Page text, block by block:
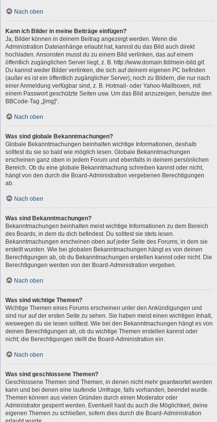
Nach oben
Kann ich Bilder in meine Beiträge einfügen?
Ja, Bilder können in deinem Beitrag angezeigt werden. Wenn die
Administration Dateianhänge erlaubt hat, kannst du das Bild auch direkt
hochladen. Ansonsten musst du zu einem Bild verlinken, das auf einem
öffentlich zugänglichen Server liegt, z. B. http://www.domain.tld/mein-bild.gif.
Du kannst weder Bilder verlinken, die sich auf deinem eigenen PC befinden
(außer es ist ein öffentlich zugänglicher Server), noch zu Bildern, die nur nach
einer Anmeldung verfügbar sind, z. B. Hotmail- oder Yahoo-Mailboxen, mit
einem Passwort geschützte Seiten usw. Um das Bild anzuzeigen, benutze den
BBCode-Tag „[img]“.
Nach oben
Was sind globale Bekanntmachungen?
Globale Bekanntmachungen beinhalten wichtige Informationen, deshalb
solltest du sie so bald wie möglich lesen. Globale Bekanntmachungen
erscheinen ganz oben in jedem Forum und ebenfalls in deinem persönlichen
Bereich. Ob du eine globale Bekanntmachung schreiben kannst oder nicht,
hängt von den durch die Board-Administration vergebenen Berechtigungen
ab.
Nach oben
Was sind Bekanntmachungen?
Bekanntmachungen beinhalten meist wichtige Informationen zu dem Bereich
des Boards, in dem du dich befindest. Du solltest sie stets lesen.
Bekanntmachungen erscheinen oben auf jeder Seite des Forums, in dem sie
erstellt wurden. Wie bei globalen Bekanntmachungen hängt es von deinen
Berechtigungen ab, ob du Bekanntmachungen erstellen kannst oder nicht. Die
Berechtigungen werden von der Board-Administration vergeben.
Nach oben
Was sind wichtige Themen?
Wichtige Themen eines Forums erscheinen unter den Ankündigungen und
sind nur auf der ersten Seite zu sehen. Sie haben meist einen wichtigen Inhalt,
weswegen du sie lesen solltest. Wie bei den Bekanntmachungen hängt es von
deinen Berechtigungen ab, ob du wichtige Themen erstellen kannst oder
nicht; die Berechtigungen stellt die Board-Administration ein.
Nach oben
Was sind geschlossene Themen?
Geschlossene Themen sind Themen, in denen nicht mehr geantwortet werden
kann und bei denen eine laufende Umfrage, falls vorhanden, beendet wurde.
Themen können aus vielen Gründen durch einen Moderator oder
Administrator gesperrt werden. Eventuell hast du auch die Möglichkeit, deine
eigenen Themen zu schließen, sofern dies durch die Board-Administration